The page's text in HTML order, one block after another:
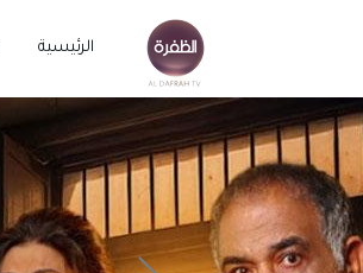
الرئيسية